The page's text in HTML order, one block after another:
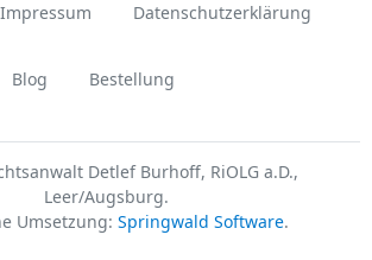
Impressum Datenschutzerklärung
Blog Bestellung
Detlef Burhoff, RiOLG a.D.,
Leer/Augsburg.
Umsetzung: Springwald Software.